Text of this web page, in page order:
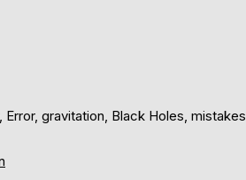
gravitation, Black Holes, mistakes